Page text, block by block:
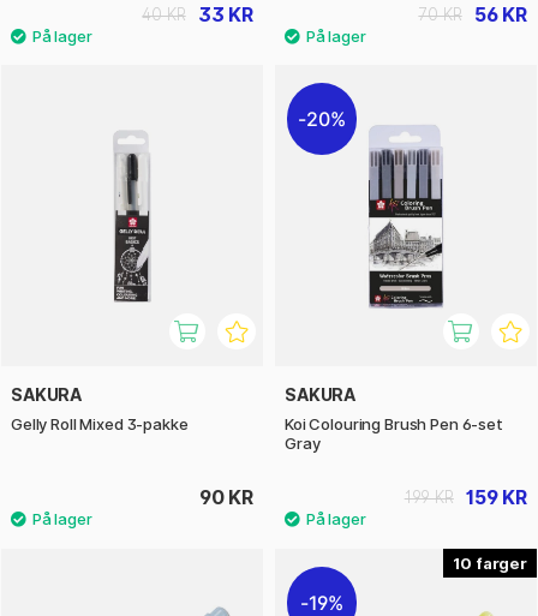
33 KR
40 KR 56 KR
70 KR
SAKURA
Gelly Roll Mixed 3-pakke
90 KR
20%
SAKURA
Koi Colouring Brush Pen 6-set
Gray
159 KR
199 KR
10
19%